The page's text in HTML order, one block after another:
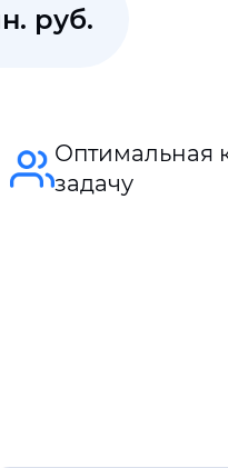
руб.
Оптимальная
задачу